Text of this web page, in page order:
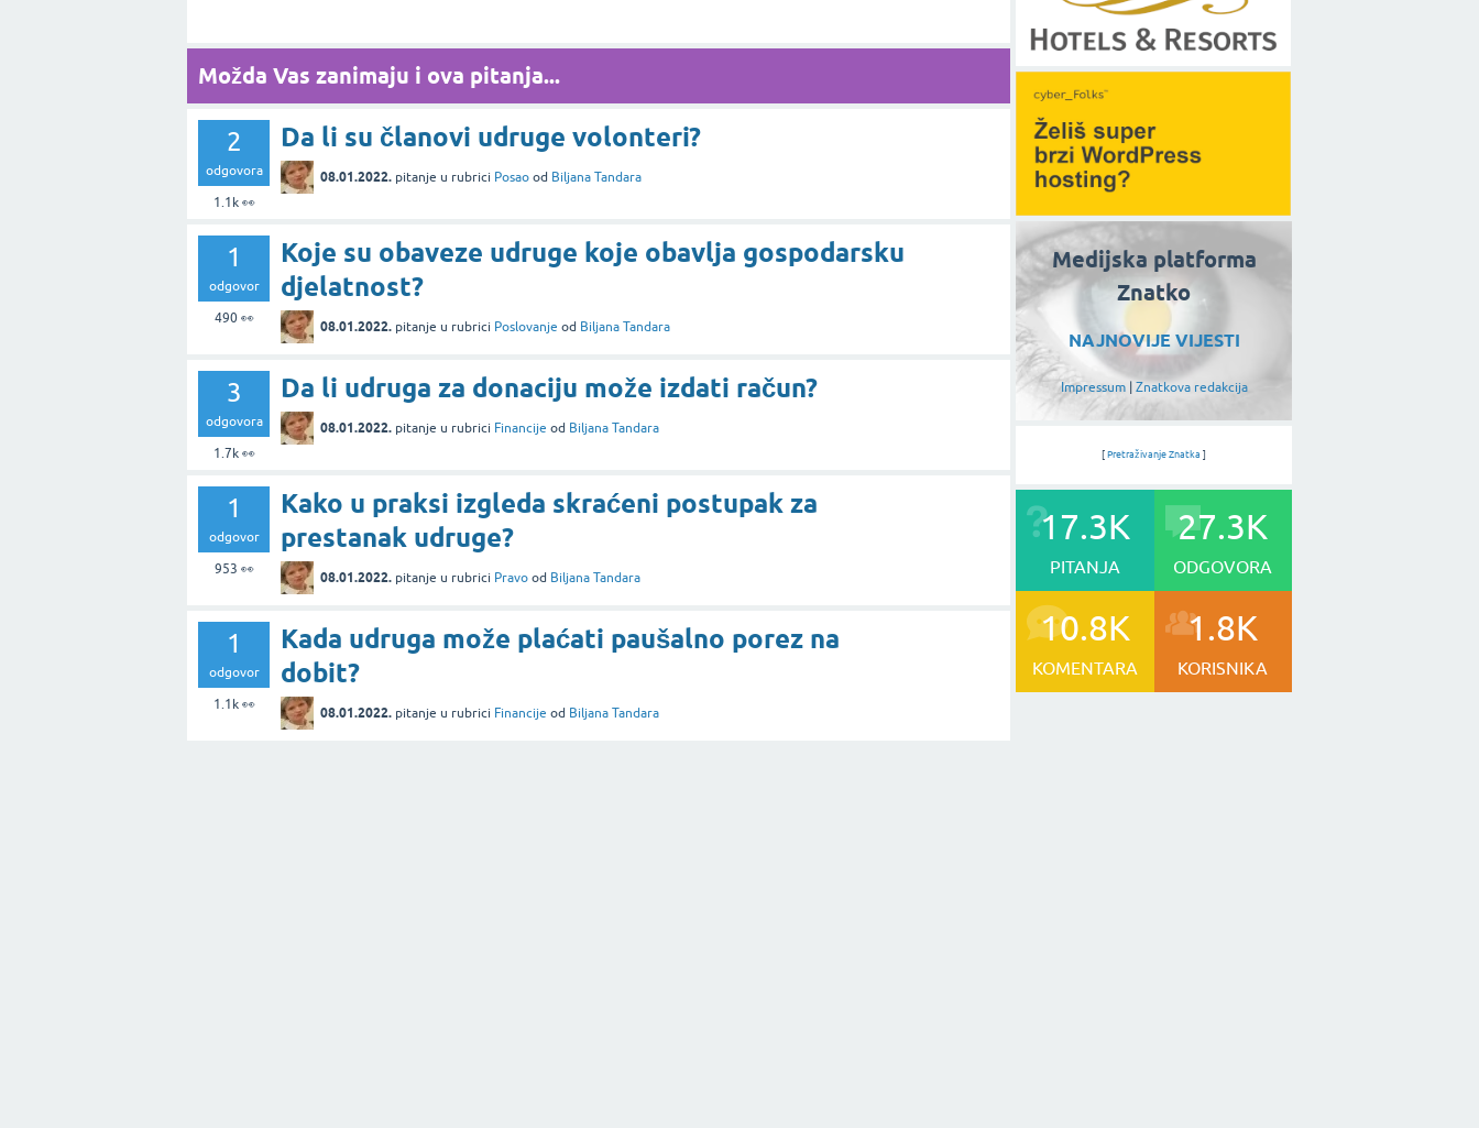
Možda Vas zanimaju i ova pitanja...
2
odgovora
1.1k👀
Da li su članovi udruge volonteri?
08.01.2022. pitanje u rubrici Posao od Biljana Tandara
1
odgovor
490👀
Koje su obaveze udruge koje obavlja gospodarsku
djelatnost?
08.01.2022. pitanje u rubrici Poslovanje od Biljana Tandara
3
odgovora
1.7k👀
Da li udruga za donaciju može izdati račun?
08.01.2022. pitanje u rubrici Financije od Biljana Tandara
1
odgovor
953 👀
Kako u praksi izgleda skraćeni postupak za
prestanak udruge?
08.01.2022. pitanje u rubrici Pravo od Biljana Tandara
1
odgovor
1.1k👀
Kada udruga može plaćati paušalno porez na
dobit?
08.01.2022. pitanje u rubrici Financije od Biljana Tandara
Medijska platforma
Znatko
NAJNOVIJE VIJESTI
Impressum| Znatkova redakcija
[ Pretraživanje Znatka ]
17.3K
PITANJA
27.3K
ODGOVORA
10.8K
KOMENTARA
1.8K
KORISNIKA